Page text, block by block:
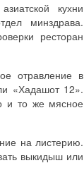
кухни
минздрава.
ресторан
отравление в
«Хадашот 12».
и то же мясное
на листерию.
выкидыш или